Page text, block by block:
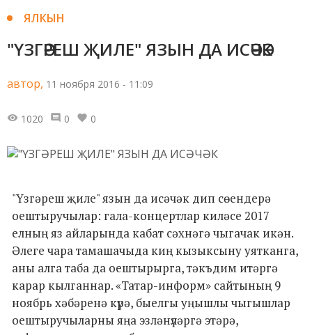
ЯЛКЫН
"ҮЗГӘРЕШ ҖИЛЕ" ЯЗЫН ДА ИСӘЧӘК
автор, 11 ноября 2016 - 11:09
1020 0 0
"Үзгәреш җиле" язын да исәчәк дип сөендерә
оештыручылар: гала-концертлар киләсе 2017
елның яз айларында кабат сәхнәгә чыгачак икән.
Әлеге чара тамашачыда киң кызыксыну уятканга,
аны алга таба да оештырырга, тәкъдим итәргә
карар кылганнар. «Татар-информ» сайтының 9
ноябрь хәбәренә күрә, быелгы уңышлы чыгышлар
оештыручыларны яңа эзләнүләргә этәрә,